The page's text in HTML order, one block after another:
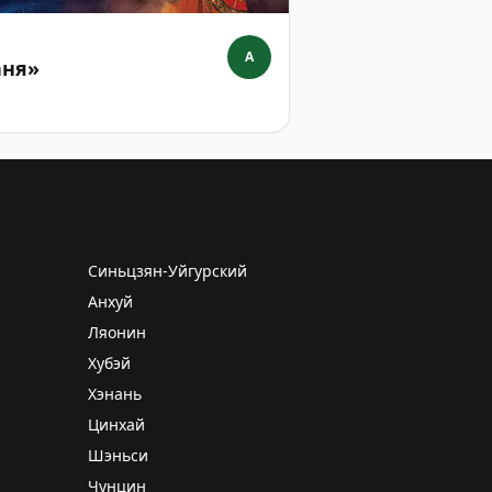
A
Синьцзян-Уйгурский
Анхуй
Ляонин
Хубэй
Хэнань
Цинхай
Шэньси
Чунцин